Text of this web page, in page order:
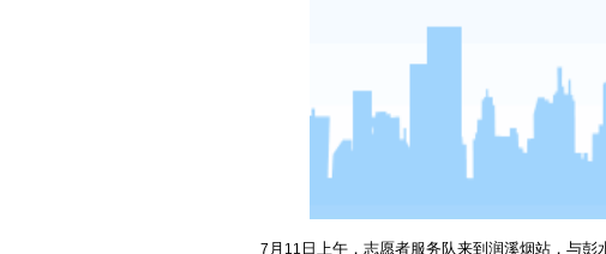
7 月 11 日上午，志愿者服务队来到润溪烟站，与